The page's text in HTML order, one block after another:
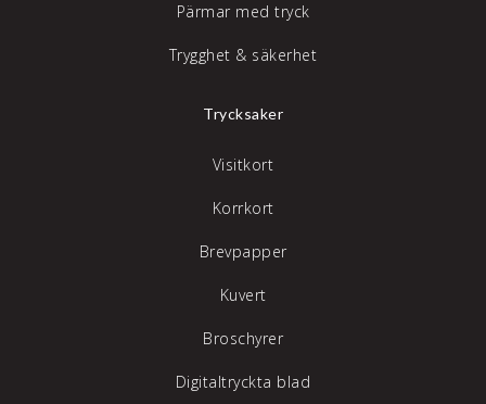
Pärmar med tryck
Trygghet & säkerhet
Trycksaker
Visitkort
Korrkort
Brevpapper
Kuvert
Broschyrer
Digitaltryckta blad